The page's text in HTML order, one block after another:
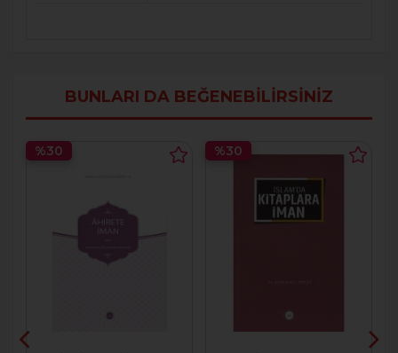
BUNLARI DA BEĞENEBILIRSINIZ
%30 %30